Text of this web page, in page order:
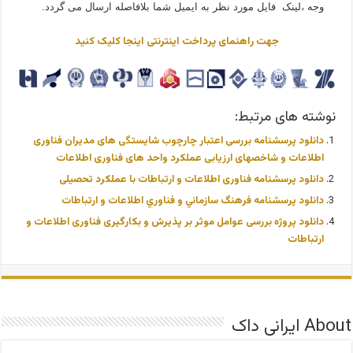
وجه ،لینک فایل مورد نظر به ایمیل شما بلافاصله ارسال می گردد.
جهت راهنمای پرداخت اینترنتی اینجا کلیک کنید
نوشته های مرتبط:
دانلود پرسشنامه بررسی اعتبار چارچوب شایستگی های مدیران فناوری
اطلاعات و شاخصهای ارزیابی عملکرد واحد های فناوری اطلاعات
دانلود پرسشنامه فناوری اطلاعات و ارتباطات با عملکرد تحصیلی
دانلود پرسشنامه فرهنگ سازماني و فناوري اطلاعات و ارتباطات
دانلود پروژه بررسی عوامل موثر بر پذیرش و بکارگیری فناوری اطلاعات و
ارتباطات
About ایرانی داک